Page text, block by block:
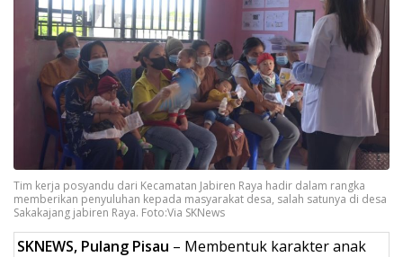
Tim kerja posyandu dari Kecamatan Jabiren Raya hadir dalam rangka
memberikan penyuluhan kepada masyarakat desa, salah satunya di desa
Sakakajang jabiren Raya. Foto:Via SKNews
SKNEWS, Pulang Pisau – Membentuk karakter anak